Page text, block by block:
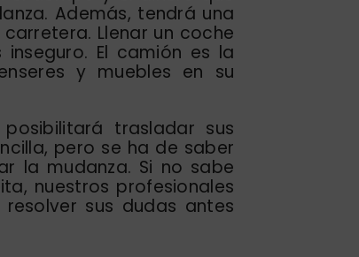
Además, tendrá una
Llenar un coche
El camión es la
y muebles en su
posibilitará trasladar sus
pero se ha de saber
la mudanza. Si no sabe
nuestros profesionales
sus dudas antes